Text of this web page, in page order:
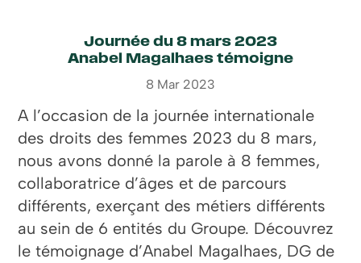
Journée du 8 mars 2023
Anabel Magalhaes témoigne
8 Mar 2023
A l’occasion de la journée internationale
des droits des femmes 2023 du 8 mars,
nous avons donné la parole à 8 femmes,
collaboratrice d’âges et de parcours
différents, exerçant des métiers différents
au sein de 6 entités du Groupe. Découvrez
le témoignage d’Anabel Magalhaes, DG de